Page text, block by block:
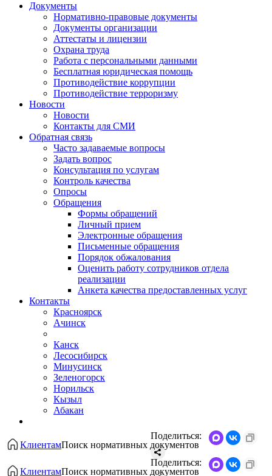
Документы
Нормативно-правовые документы
Документы организации
Аттестаты и лицензии
Охрана труда
Работа с персональными данными
Бесплатная юридическая помощь
Противодействие коррупции
Противодействие терроризму
Новости
Новости
Контакты для СМИ
Обратная связь
Часто задаваемые вопросы
Задать вопрос
Консультация по услугам
Контроль качества
Опросы
Обращения
Формы обращений
Личный прием
Электронные обращения
Письменные обращения
Порядок обжалования
Оценить работу сотрудников отдела
реализации
Анкета качества предоставленных услуг
Контакты
Красноярск
Ачинск
Канск
Лесосибирск
Минусинск
Зеленогорск
Норильск
Кызыл
Абакан
КлиентамПоиск нормативных документов
Поделиться:
КлиентамПоиск нормативных документов
Поделиться: